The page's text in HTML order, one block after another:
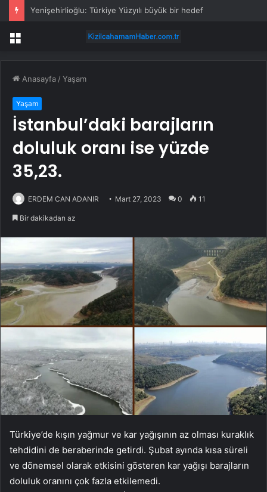
Yenişehirlioğlu: Türkiye Yüzyılı büyük bir hedef
Menü
Anasayfa /Yaşam
Yaşam
İstanbul’daki barajların
doluluk oranı ise yüzde
35,23.
ERDEM CAN ADANIR Mart 27, 2023 0 11
Bir dakikadan az
Türkiye’de kışın yağmur ve kar yağışının az olması kuraklık
tehdidini de beraberinde getirdi. Şubat ayında kısa süreli
ve dönemsel olarak etkisini gösteren kar yağışı barajların
doluluk oranını çok fazla etkilemedi.